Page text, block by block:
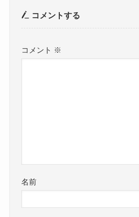
コメントする
コメント ※
名前